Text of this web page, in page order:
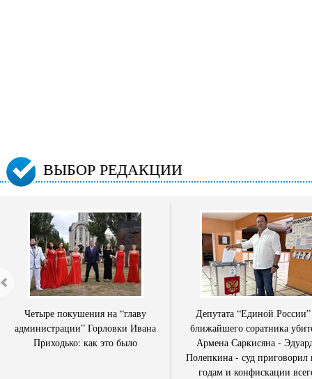
ВЫБОР РЕДАКЦИИ
Четыре покушения на “главу
администрации” Горловки Ивана
Приходько: как это было
Депутата “Единой
ближайшего соратника
Армена Саркисяна -
Полепкина - суд приговорил
годам и конфискации